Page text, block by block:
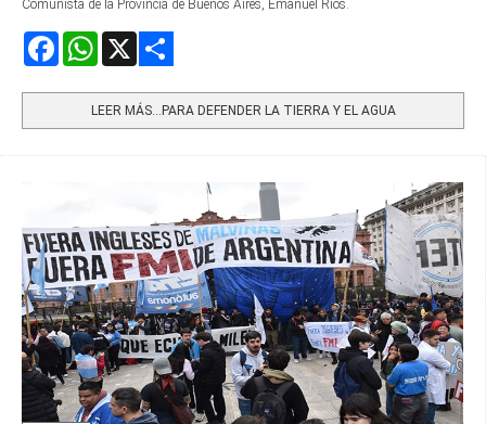
Comunista de la Provincia de Buenos Aires, Emanuel Ríos.
FacebookWhatsApp
LEER MÁS…PARA DEFENDER LA TIERRA Y EL AGUA